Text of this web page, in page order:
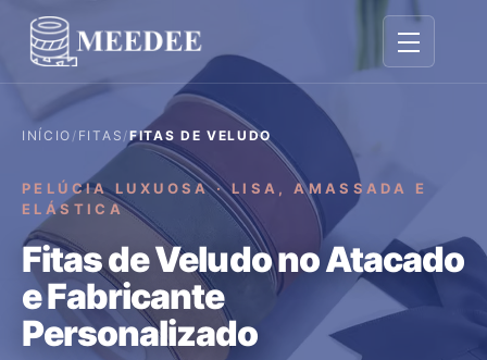
Alternar
INÍCIO / FITAS /FITAS DE VELUDO
PELÚCIA LUXUOSA · LISA, AMASSADA E
ELÁSTICA
Fitas de Veludo no Atacado
e Fabricante
Personalizado